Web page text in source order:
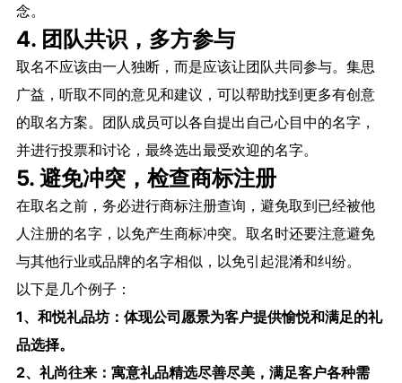
念。
4. 团队共识，多方参与
取名不应该由一人独断，而是应该让团队共同参与。集思
广益，听取不同的意见和建议，可以帮助找到更多有创意
的取名方案。团队成员可以各自提出自己心目中的名字，
并进行投票和讨论，最终选出最受欢迎的名字。
5. 避免冲突，检查商标注册
在取名之前，务必进行商标注册查询，避免取到已经被他
人注册的名字，以免产生商标冲突。取名时还要注意避免
与其他行业或品牌的名字相似，以免引起混淆和纠纷。
以下是几个例子：
1、和悦礼品坊：体现公司愿景为客户提供愉悦和满足的礼
品选择。
2、礼尚往来：寓意礼品精选尽善尽美，满足客户各种需